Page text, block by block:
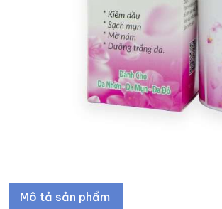
Mô tả sản phẩm